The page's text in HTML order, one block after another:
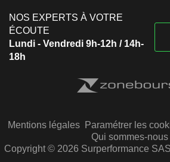
NOS EXPERTS À VOTRE
ÉCOUTE
Lundi - Vendredi 9h-12h / 14h-
18h
Mentions légales Paramétrer les
Qui sommes-nous
Copyright © 2026 Surperformance